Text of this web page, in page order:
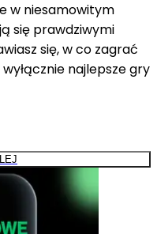
w niesamowitym
się prawdziwymi
się, w co zagrać
najlepsze gry